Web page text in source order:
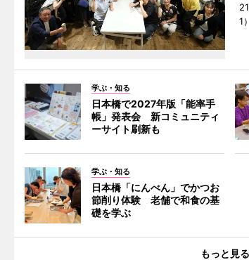
1
学ぶ・知る
日本橋で2027年版「能率手
帳」発表会 新コミュニティ
ーサイト刷新も
学ぶ・知る
日本橋「にんべん」でかつお
節削り体験 老舗で和食の基
礎を学ぶ
もっと見る